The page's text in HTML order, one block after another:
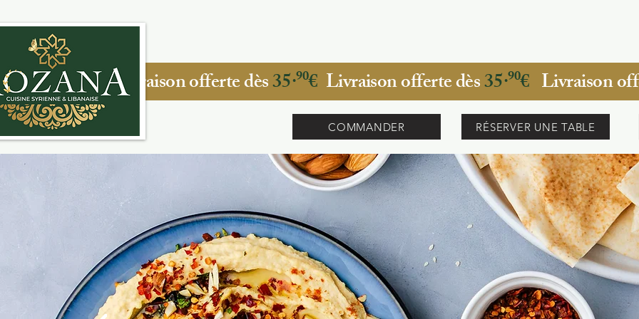
dès35·⁹⁰€Livraison offerte dès35·⁹⁰€ Livraison offerte dès35·⁹⁰€ Livraison
COMMANDER RÉSERVER UNE TABLE